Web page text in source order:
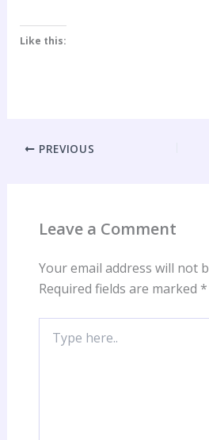
Like this:
PREVIOUS
Leave a Comment
Your email address will not
Required fields are marked *
here..